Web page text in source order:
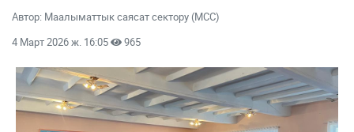
Автор: Маалыматтык саясат сектору (МСС)
4 Март 2026 ж. 16:05
965